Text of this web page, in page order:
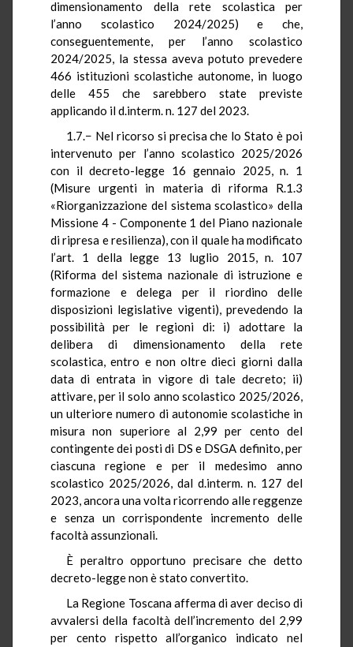
dimensionamento della rete scolastica per
l’anno scolastico 2024/2025) e che,
conseguentemente, per l’anno scolastico
2024/2025, la stessa aveva potuto prevedere
466 istituzioni scolastiche autonome, in luogo
delle 455 che sarebbero state previste
applicando il d.interm. n. 127 del 2023.
1.7.− Nel ricorso si precisa che lo Stato è poi
intervenuto per l’anno scolastico 2025/2026
con il decreto-legge 16 gennaio 2025, n. 1
(Misure urgenti in materia di riforma R.1.3
«Riorganizzazione del sistema scolastico» della
Missione 4 - Componente 1 del Piano nazionale
di ripresa e resilienza), con il quale ha modificato
l’art. 1 della legge 13 luglio 2015, n. 107
(Riforma del sistema nazionale di istruzione e
formazione e delega per il riordino delle
disposizioni legislative vigenti), prevedendo la
possibilità per le regioni di: i) adottare la
delibera di dimensionamento della rete
scolastica, entro e non oltre dieci giorni dalla
data di entrata in vigore di tale decreto; ii)
attivare, per il solo anno scolastico 2025/2026,
un ulteriore numero di autonomie scolastiche in
misura non superiore al 2,99 per cento del
contingente dei posti di DS e DSGA definito, per
ciascuna regione e per il medesimo anno
scolastico 2025/2026, dal d.interm. n. 127 del
2023, ancora una volta ricorrendo alle reggenze
e senza un corrispondente incremento delle
facoltà assunzionali.
È peraltro opportuno precisare che detto
decreto-legge non è stato convertito.
La Regione Toscana afferma di aver deciso di
avvalersi della facoltà dell’incremento del 2,99
per cento rispetto all’organico indicato nel